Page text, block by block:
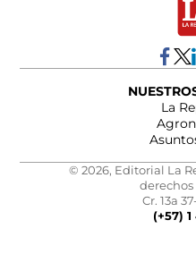
La
© 2026, Editorial La
derechos
Cr. 13a
(+57)